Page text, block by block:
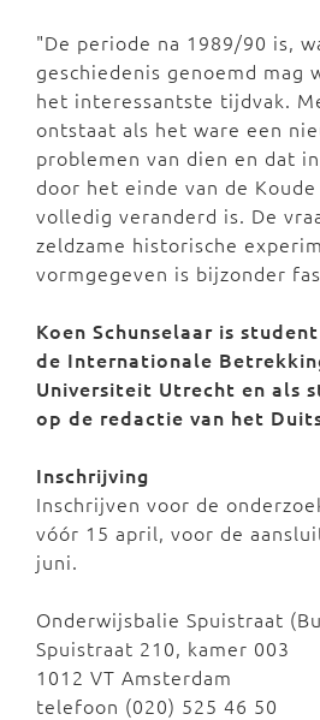
"De periode na 1989/90 is,
geschiedenis genoemd mag
het interessantste tijdvak.
ontstaat als het ware een
problemen van dien en dat
door het einde van de
volledig veranderd is. De
zeldzame historische
vormgegeven is bijzonder
Koen Schunselaar is
de Internationale
Universiteit Utrecht en als
op de redactie van het
Inschrijving
Inschrijven voor de
vóór 15 april, voor de
juni.
Onderwijsbalie Spuistraat
Spuistraat 210, kamer 003
1012 VT Amsterdam
telefoon (020) 525 46 50